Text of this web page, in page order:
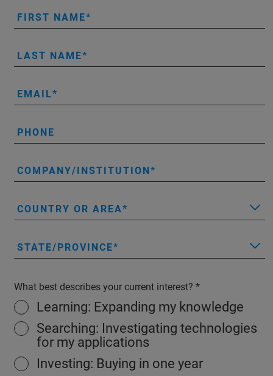
FIRST NAME
LAST NAME
EMAIL
PHONE
COMPANY/INSTITUTION
COUNTRY OR AREA
STATE/PROVINCE
What best describes your current interest?
Learning: Expanding my knowledge
Searching: Investigating technologies
for my applications
Investing: Buying in one year